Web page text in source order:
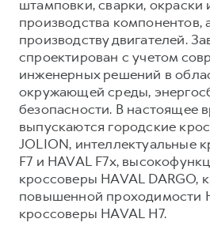
штамповки, сварки, окраски
производства компонентов,
производству двигателей.
спроектирован с учетом
инженерных решений в
окружающей среды,
безопасности. В настоящее
выпускаются городские
JOLION, интеллектуальные
F7 и HAVAL F7x,
кроссоверы HAVAL DARGO,
повышенной проходимости
кроссоверы HAVAL H7.